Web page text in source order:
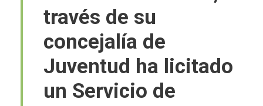
través de su
concejalía de
Juventud ha licitado
un Servicio de